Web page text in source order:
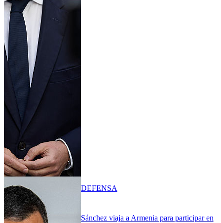
Sánchez viaja a Armenia para participar en
DEFENSA